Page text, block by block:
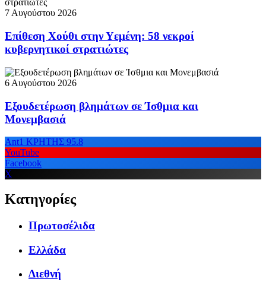
7 Αυγούστου 2026
Επίθεση Χούθι στην Υεμένη: 58 νεκροί
κυβερνητικοί στρατιώτες
6 Αυγούστου 2026
Εξουδετέρωση βλημάτων σε Ίσθμια και
Μονεμβασιά
Ant1 ΚΡΗΤΗΣ 95.8
YouTube
Facebook
X
Κατηγορίες
Πρωτοσέλιδα
Ελλάδα
Διεθνή